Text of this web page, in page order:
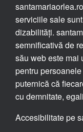
serviciile sale
dizabilități.
semnificativă de
său web este mai
pentru
puternică că
cu demnitate,
Accesibilitate pe